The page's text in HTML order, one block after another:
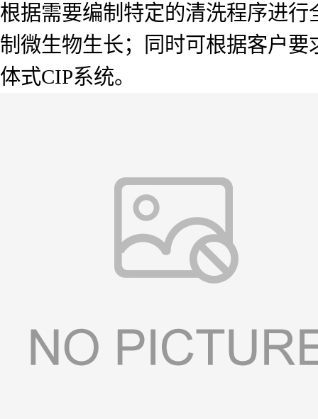
根据需要编制特定的清洗程序进
制微生物生长；同时可根据客户
体式CIP系统。